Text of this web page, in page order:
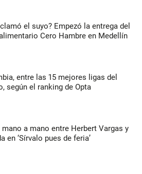
el suyo? Empezó la entrega del
Cero Hambre en Medellín
entre las 15 mejores ligas del
según el ranking de Opta
mano a mano entre Herbert Vargas y
en ‘Sírvalo pues de feria’